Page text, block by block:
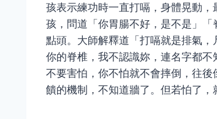
孩表示練功時一直打嗝，身體晃動
孩，問道「你胃腸不好，是不是」
點頭。大師解釋道「打嗝就是排氣
你的脊椎，我不認識妳，連名字都
不要害怕，你不怕就不會摔倒，往
饋的機制，不知道牆了。但若怕了，